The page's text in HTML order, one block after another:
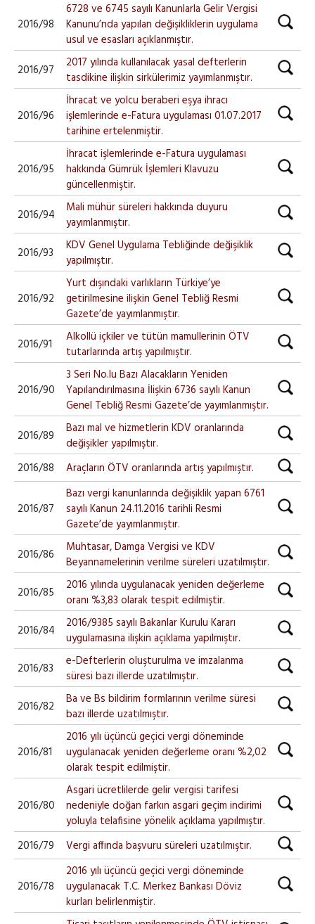
2016/98
6728 ve 6745 sayılı Kanunlarla Gelir Vergisi
Kanunu’nda yapılan değişikliklerin uygulama
usul ve esasları açıklanmıştır.
2016/97
2017 yılında kullanılacak yasal defterlerin
tasdikine ilişkin sirkülerimiz yayımlanmıştır.
2016/96
İhracat ve yolcu beraberi eşya ihracı
işlemlerinde e-Fatura uygulaması 01.07.2017
tarihine ertelenmiştir.
2016/95
İhracat işlemlerinde e-Fatura uygulaması
hakkında Gümrük İşlemleri Klavuzu
güncellenmiştir.
2016/94
Mali mühür süreleri hakkında duyuru
yayımlanmıştır.
2016/93
KDV Genel Uygulama Tebliğinde değişiklik
yapılmıştır.
2016/92
Yurt dışındaki varlıkların Türkiye’ye
getirilmesine ilişkin Genel Tebliğ Resmi
Gazete’de yayımlanmıştır.
2016/91
Alkollü içkiler ve tütün mamullerinin ÖTV
tutarlarında artış yapılmıştır.
2016/90
3 Seri No.lu Bazı Alacakların Yeniden
Yapılandırılmasına İlişkin 6736 sayılı Kanun
Genel Tebliğ Resmi Gazete’de yayımlanmıştır.
2016/89
Bazı mal ve hizmetlerin KDV oranlarında
değişikler yapılmıştır.
2016/88
Araçların ÖTV oranlarında artış yapılmıştır.
2016/87
Bazı vergi kanunlarında değişiklik yapan 6761
sayılı Kanun 24.11.2016 tarihli Resmi
Gazete’de yayımlanmıştır.
2016/86
Muhtasar, Damga Vergisi ve KDV
Beyannamelerinin verilme süreleri uzatılmıştır.
2016/85
2016 yılında uygulanacak yeniden değerleme
oranı %3,83 olarak tespit edilmiştir.
2016/84
2016/9385 sayılı Bakanlar Kurulu Kararı
uygulamasına ilişkin açıklama yapılmıştır.
2016/83
e-Defterlerin oluşturulma ve imzalanma
süresi bazı illerde uzatılmıştır.
2016/82
Ba ve Bs bildirim formlarının verilme süresi
bazı illerde uzatılmıştır.
2016/81
2016 yılı üçüncü geçici vergi döneminde
uygulanacak yeniden değerleme oranı %2,02
olarak tespit edilmiştir.
2016/80
Asgari ücretlilerde gelir vergisi tarifesi
nedeniyle doğan farkın asgari geçim indirimi
yoluyla telafisine yönelik açıklama yapılmıştır.
2016/79
Vergi affında başvuru süreleri uzatılmıştır.
2016/78
2016 yılı üçüncü geçici vergi döneminde
uygulanacak T.C. Merkez Bankası Döviz
kurları belirlenmiştir.